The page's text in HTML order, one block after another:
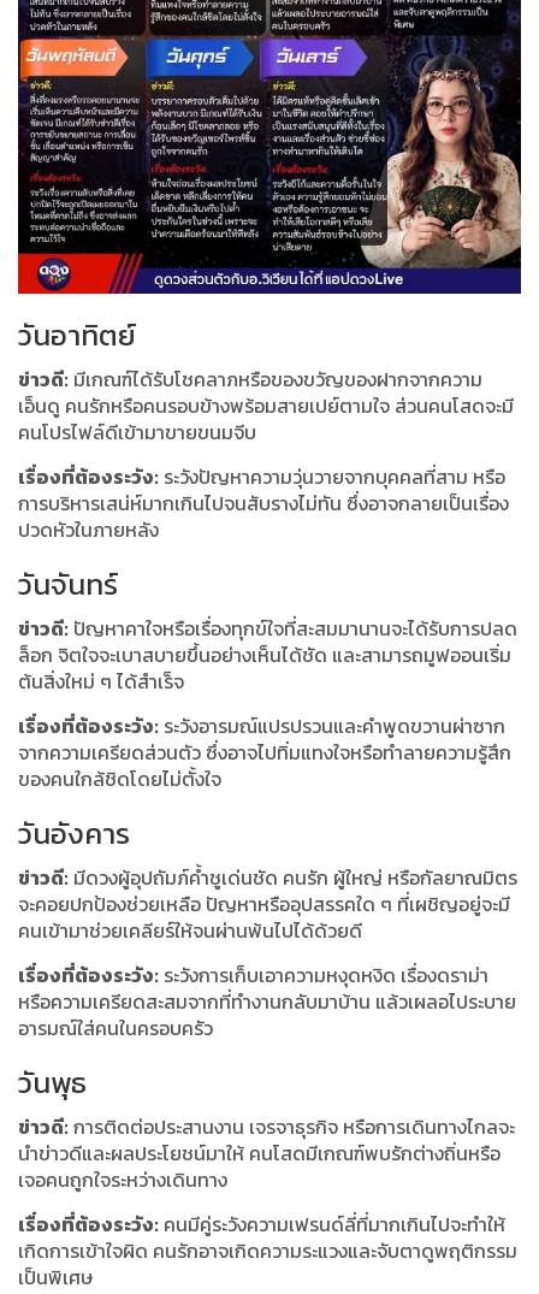
วันอาทิตย์
ข่าวดี: มีเกณฑ์ได้รับโชคลาภหรือของขวัญของฝากจากความ
เอ็นดู คนรักหรือคนรอบข้างพร้อมสายเปย์ตามใจ ส่วนคนโสดจะมี
คนโปรไฟล์ดีเข้ามาขายขนมจีบ
เรื่องที่ต้องระวัง: ระวังปัญหาความวุ่นวายจากบุคคลที่สาม หรือ
การบริหารเสน่ห์มากเกินไปจนสับรางไม่ทัน ซึ่งอาจกลายเป็นเรื่อง
ปวดหัวในภายหลัง
วันจันทร์
ข่าวดี: ปัญหาคาใจหรือเรื่องทุกข์ใจที่สะสมมานานจะได้รับการปลด
ล็อก จิตใจจะเบาสบายขึ้นอย่างเห็นได้ชัด และสามารถมูฟออนเริ่ม
ต้นสิ่งใหม่ ๆ ได้สำเร็จ
เรื่องที่ต้องระวัง: ระวังอารมณ์แปรปรวนและคำพูดขวานผ่าซาก
จากความเครียดส่วนตัว ซึ่งอาจไปทิ่มแทงใจหรือทำลายความรู้สึก
ของคนใกล้ชิดโดยไม่ตั้งใจ
วันอังคาร
ข่าวดี: มีดวงผู้อุปถัมภ์ค้ำชูเด่นชัด คนรัก ผู้ใหญ่ หรือกัลยาณมิตร
จะคอยปกป้องช่วยเหลือ ปัญหาหรืออุปสรรคใด ๆ ที่เผชิญอยู่จะมี
คนเข้ามาช่วยเคลียร์ให้จนผ่านพ้นไปได้ด้วยดี
เรื่องที่ต้องระวัง: ระวังการเก็บเอาความหงุดหงิด เรื่องดราม่า
หรือความเครียดสะสมจากที่ทำงานกลับมาบ้าน แล้วเผลอไประบาย
อารมณ์ใส่คนในครอบครัว
วันพุธ
ข่าวดี:การติดต่อประสานงาน เจรจาธุรกิจ หรือการเดินทางไกลจะ
นำข่าวดีและผลประโยชน์มาให้ คนโสดมีเกณฑ์พบรักต่างถิ่นหรือ
เจอคนถูกใจระหว่างเดินทาง
เรื่องที่ต้องระวัง: คนมีคู่ระวังความเฟรนด์ลี่ที่มากเกินไปจะทำให้
เกิดการเข้าใจผิด คนรักอาจเกิดความระแวงและจับตาดูพฤติกรรม
เป็นพิเศษ